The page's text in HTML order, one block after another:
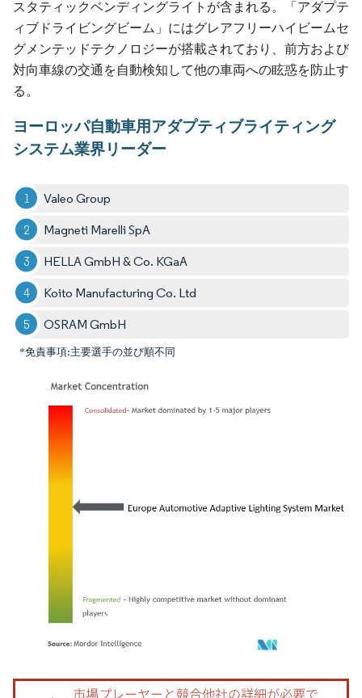
スタティックベンディングライトが含まれる。「アダプテ
ィブドライビングビーム」にはグレアフリーハイビームセ
グメンテッドテクノロジーが搭載されており、前方および
対向車線の交通を自動検知して他の車両への眩惑を防止す
る。
ヨーロッパ自動車用アダプティブライティング
システム業界リーダー
Valeo Group
Magneti Marelli SpA
HELLA GmbH & Co. KGaA
Koito Manufacturing Co. Ltd​
OSRAM GmbH
*免責事項:主要選手の並び順不同
画像 © Mordor Intelligence。再利用にはCC BY 4.0の表示が必要です。